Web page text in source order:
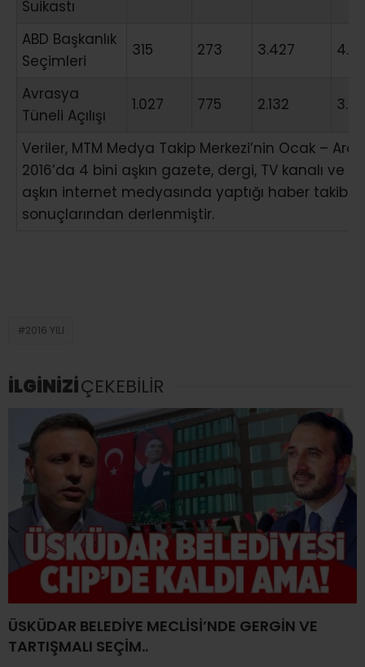
Suikastı
ABD Başkanlık
Seçimleri
315 273 3.427
Avrasya
Tüneli Açılışı
1.027 775 2.132
Veriler, MTM Medya Takip Merkezi’nin Ocak –
2016’da 4 bini aşkın gazete, dergi, TV kanalı ve
aşkın internet medyasında yaptığı haber takibi
sonuçlarından derlenmiştir.
2016 YILI
İLGİNİZİÇEKEBİLİR
ÜSKÜDAR BELEDİYE MECLİSİ’NDE GERGİN VE
TARTIŞMALI SEÇİM..